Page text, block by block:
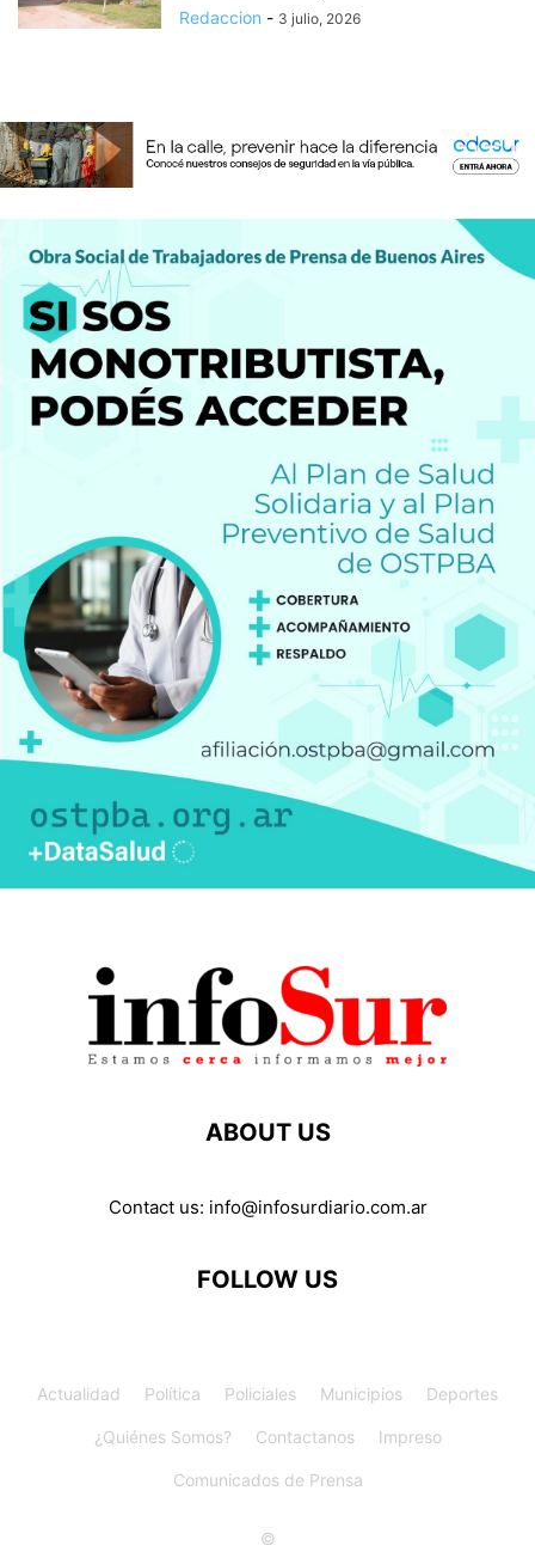
Redaccion - 3 julio, 2026
ABOUT US
Contact us: info@infosurdiario.com.ar
FOLLOW US
Actualidad Política Policiales Municipios Deportes
¿Quiénes Somos? Contactanos Impreso
Comunicados de Prensa
©